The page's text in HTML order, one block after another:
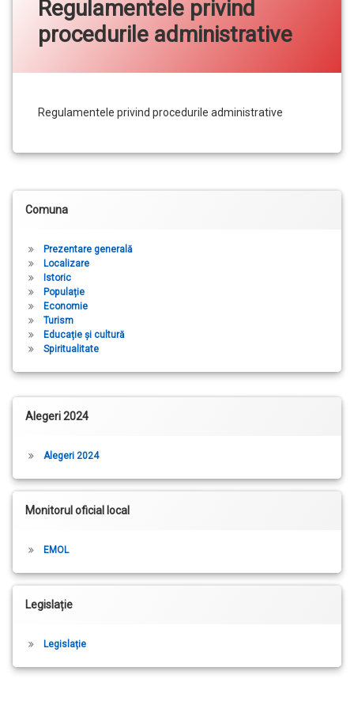
Regulamentele privind
procedurile administrative
Regulamentele privind procedurile administrative
Bară laterală stânga
Comuna
Prezentare generală
Localizare
Istoric
Populație
Economie
Turism
Educație și cultură
Spiritualitate
Bară laterală dreapta
Alegeri 2024
Alegeri 2024
Monitorul oficial local
EMOL
Legislație
Legislație